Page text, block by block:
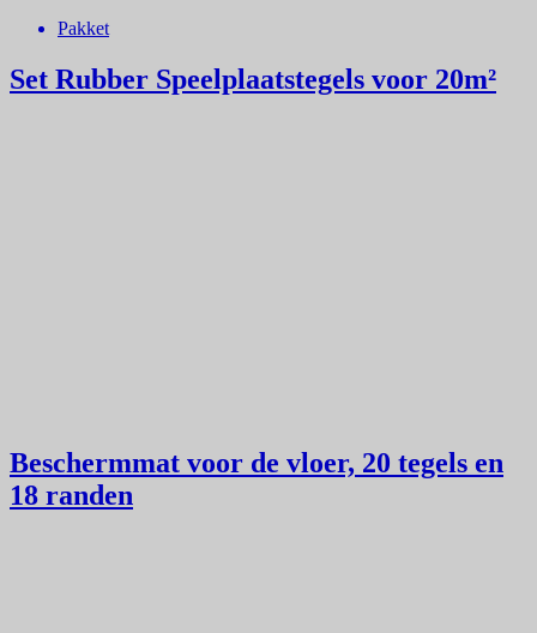
Pakket
Set Rubber Speelplaatstegels voor 20m²
Beschermmat voor de vloer, 20 tegels en
18 randen